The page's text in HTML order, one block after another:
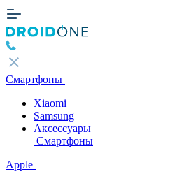
Смартфоны
Xiaomi
Samsung
Аксессуары
Смартфоны
Apple